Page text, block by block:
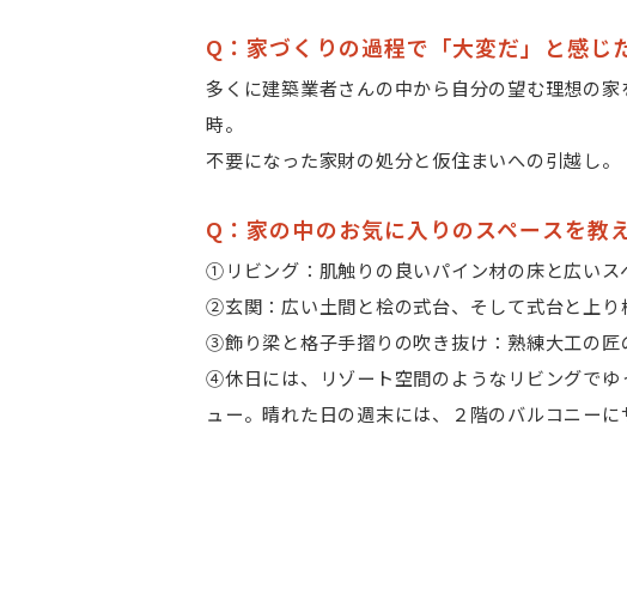
Q：家づくりの過程で「大変だ」と感じ
多くに建築業者さんの中から自分の望む理想の
時。
不要になった家財の処分と仮住まいへの引越し。
Q：家の中のお気に入りのスペースを教
①リビング：肌触りの良いパイン材の床と広いス
②玄関：広い土間と桧の式台、そして式台と上り
③飾り梁と格子手摺りの吹き抜け：熟練大工の匠
④休日には、リゾート空間のようなリビングで
ュー。晴れた日の週末には、２階のバルコニー